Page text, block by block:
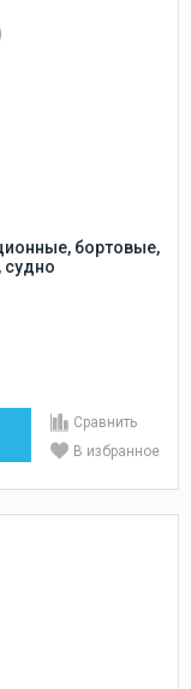
бортовые,
судно
Сравнить
В избранное